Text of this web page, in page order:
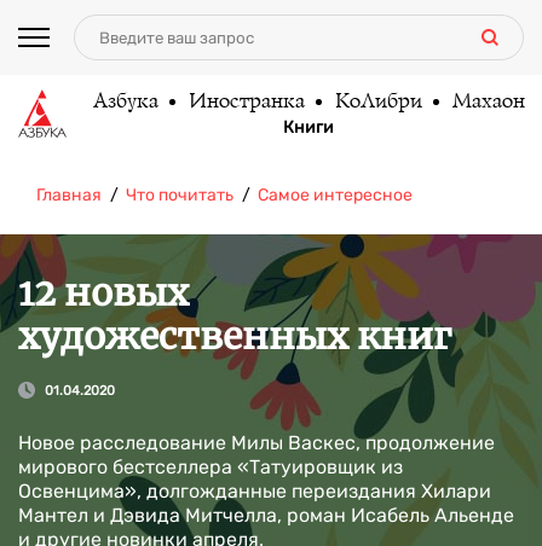
Азбука Иностранка КоЛибри Махаон
Книги
Главная Что почитать Самое интересное
12 новых
художественных книг
01.04.2020
Новое расследование Милы Васкес, продолжение
мирового бестселлера «Татуировщик из
Освенцима», долгожданные переиздания Хилари
Мантел и Дэвида Митчелла, роман Исабель Альенде
и другие новинки апреля.